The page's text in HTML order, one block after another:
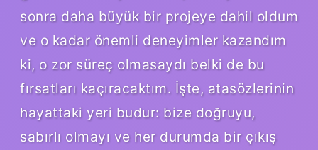
sonra daha büyük bir projeye dahil oldum
ve o kadar önemli deneyimler kazandım
ki, o zor süreç olmasaydı belki de bu
fırsatları kaçıracaktım. İşte, atasözlerinin
hayattaki yeri budur: bize doğruyu,
sabırlı olmayı ve her durumda bir çıkış